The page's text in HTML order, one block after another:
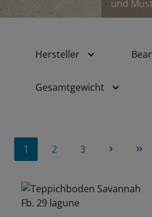
und
Hersteller
Gesamtgewicht
Seite
1 Seite
2 Seite
3